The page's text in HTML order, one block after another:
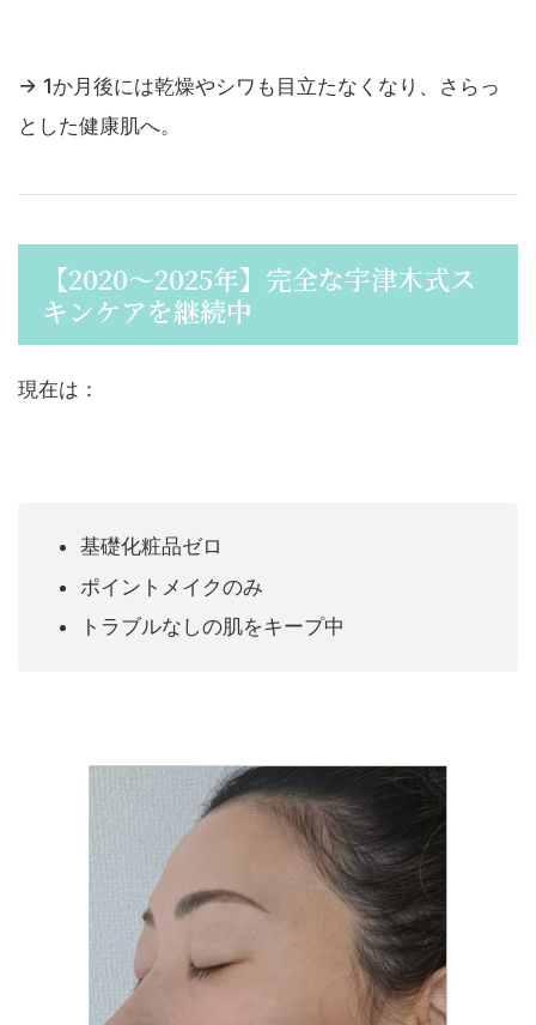
→ 1か月後には乾燥やシワも目立たなくなり、さらっ
とした健康肌へ。
【2020〜2025年】完全な宇津木式ス
キンケアを継続中
現在は：
基礎化粧品ゼロ
ポイントメイクのみ
トラブルなしの肌をキープ中